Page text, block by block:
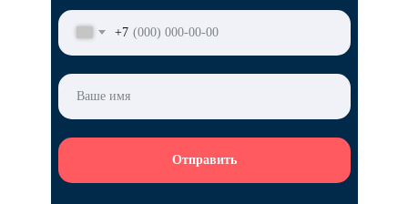
+7
Отправить